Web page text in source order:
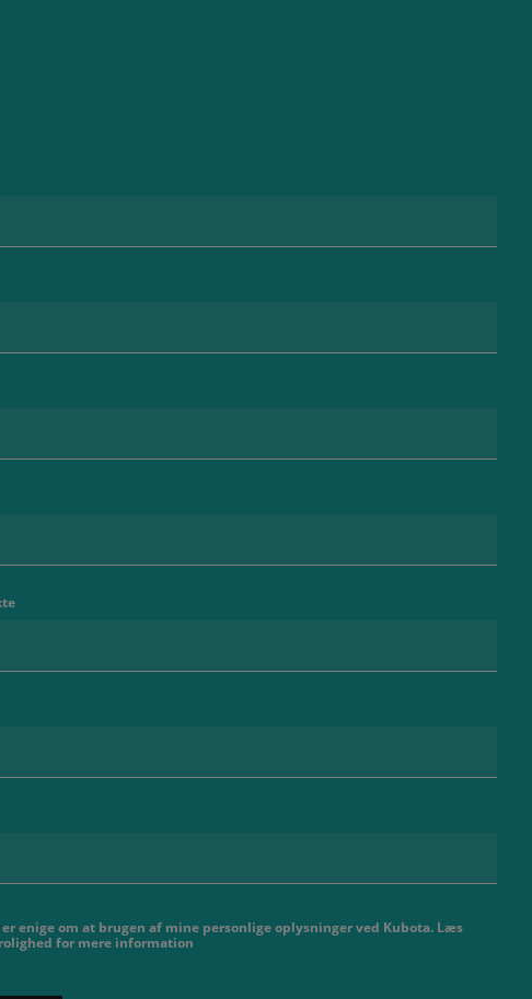
er enige om at brugen af ​​mine personlige oplysninger ved Kubota. Læs
for mere information